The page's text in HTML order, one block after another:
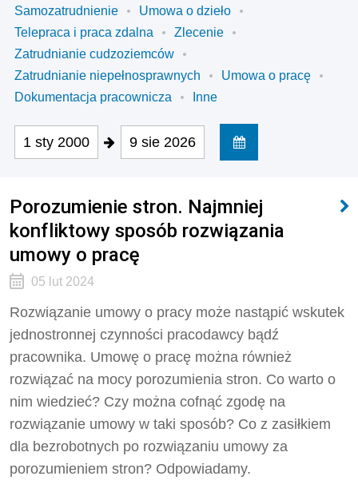
Samozatrudnienie
Umowa o dzieło
Telepraca i praca zdalna
Zlecenie
Zatrudnianie cudzoziemców
Zatrudnianie niepełnosprawnych
Umowa o pracę
Dokumentacja pracownicza
Inne
1 sty 2000 9 sie 2026
Porozumienie stron. Najmniej
konfliktowy sposób rozwiązania
umowy o pracę
05 lut 2024
Rozwiązanie umowy o pracy może nastąpić wskutek
jednostronnej czynności pracodawcy bądź
pracownika. Umowę o pracę można również
rozwiązać na mocy porozumienia stron. Co warto o
nim wiedzieć? Czy można cofnąć zgodę na
rozwiązanie umowy w taki sposób? Co z zasiłkiem
dla bezrobotnych po rozwiązaniu umowy za
porozumieniem stron? Odpowiadamy.